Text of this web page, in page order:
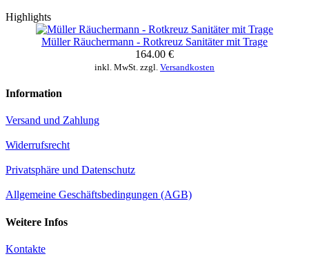
Highlights
Müller Räuchermann - Rotkreuz Sanitäter mit Trage
164.00 €
inkl. MwSt. zzgl. Versandkosten
Information
Versand und Zahlung
Widerrufsrecht
Privatsphäre und Datenschutz
Allgemeine Geschäftsbedingungen (AGB)
Weitere Infos
Kontakte